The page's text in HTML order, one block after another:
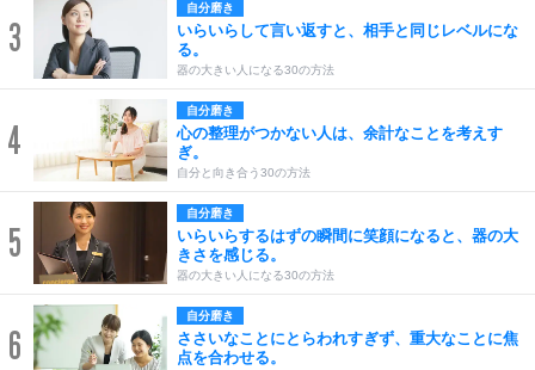
3
自分磨き
いらいらして言い返すと、相手と同じレベルにな
る。
器の大きい人になる30の方法
4
自分磨き
心の整理がつかない人は、余計なことを考えす
ぎ。
自分と向き合う30の方法
5
自分磨き
いらいらするはずの瞬間に笑顔になると、器の大
きさを感じる。
器の大きい人になる30の方法
6
自分磨き
ささいなことにとらわれすぎず、重大なことに焦
点を合わせる。